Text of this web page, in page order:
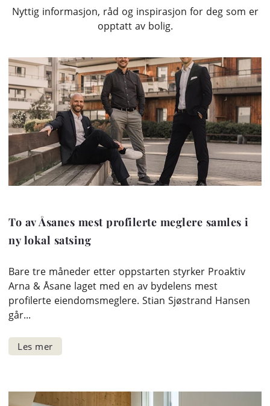
Nyttig informasjon, råd og inspirasjon for deg som er
opptatt av bolig.
To av Åsanes mest profilerte meglere samles i
ny lokal satsing
Bare tre måneder etter oppstarten styrker Proaktiv
Arna & Åsane laget med en av bydelens mest
profilerte eiendomsmeglere. Stian Sjøstrand Hansen
går...